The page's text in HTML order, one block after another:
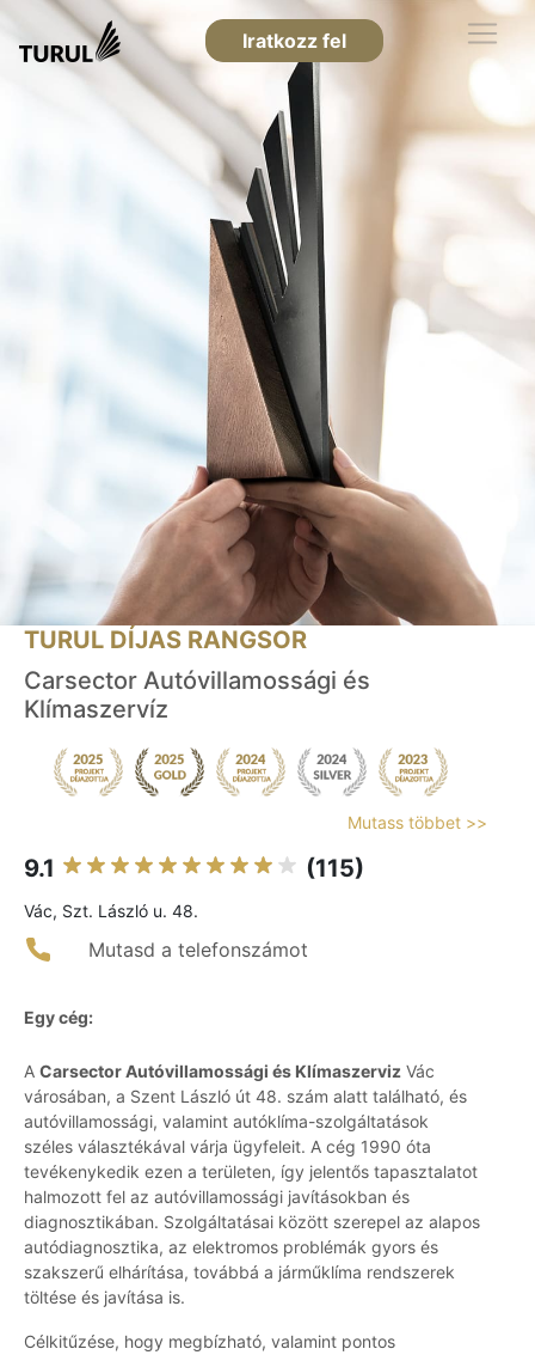
Iratkozz fel
TURUL DÍJAS RANGSOR
Carsector Autóvillamossági és
Klímaszervíz
Mutass többet >>
9.1 (115)
Vác, Szt. László u. 48.
Mutasd a telefonszámot
Egy cég:
A Carsector Autóvillamossági és Klímaszerviz Vác
városában, a Szent László út 48. szám alatt található, és
autóvillamossági, valamint autóklíma-szolgáltatások
széles választékával várja ügyfeleit. A cég 1990 óta
tevékenykedik ezen a területen, így jelentős tapasztalatot
halmozott fel az autóvillamossági javításokban és
diagnosztikában. Szolgáltatásai között szerepel az alapos
autódiagnosztika, az elektromos problémák gyors és
szakszerű elhárítása, továbbá a járműklíma rendszerek
töltése és javítása is.
Célkitűzése, hogy megbízható, valamint pontos